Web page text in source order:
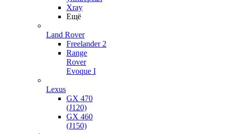
Xray
Ещё
Land Rover
Freelander 2
Range
Rover
Evoque I
Lexus
GX 470
(J120)
GX 460
(J150)